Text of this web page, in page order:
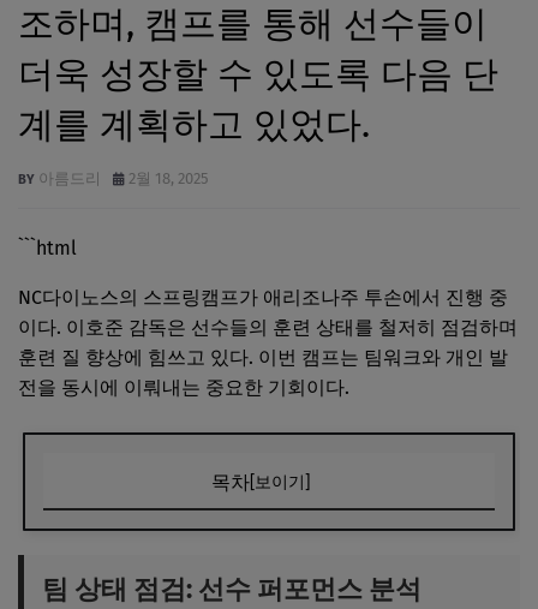
조하며, 캠프를 통해 선수들이
더욱 성장할 수 있도록 다음 단
계를 계획하고 있었다.
아름드리 2월 18, 2025
```html
NC다이노스의 스프링캠프가 애리조나주 투손에서 진행 중
이다. 이호준 감독은 선수들의 훈련 상태를 철저히 점검하며
훈련 질 향상에 힘쓰고 있다. 이번 캠프는 팀워크와 개인 발
전을 동시에 이뤄내는 중요한 기회이다.
목차[보이기]
팀워크와 개인 발전의 조화
팀 상태 점검: 선수 퍼포먼스 분석